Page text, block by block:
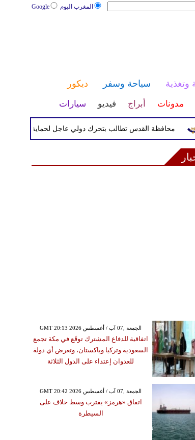
المغرب اليوم Google
سياحة وسفر ديكور
مدونات أبراج فيديو سيارات
القدس تطالب بتحرك دولي عاجل لحماية المخيمات
GMT 20:13 2026 الجمعة ,07 آب / أغسطس
اتفاقية للدفاع المشترك توقَع في مكة تجمع
السعودية وتركيا وباكستان، وتعرض أي دولة
للعدوان إعتداء على الدول الثلاثة
GMT 20:42 2026 الجمعة ,07 آب / أغسطس
اتفاق «هرمز» يقترب وسط خلاف على
السيطرة